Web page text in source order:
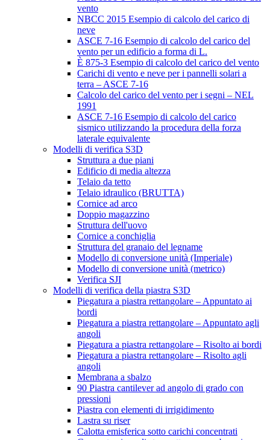
vento
NBCC 2015 Esempio di calcolo del carico di
neve
ASCE 7-16 Esempio di calcolo del carico del
vento per un edificio a forma di L.
È 875-3 Esempio di calcolo del carico del vento
Carichi di vento e neve per i pannelli solari a
terra – ASCE 7-16
Calcolo del carico del vento per i segni – NEL
1991
ASCE 7-16 Esempio di calcolo del carico
sismico utilizzando la procedura della forza
laterale equivalente
Modelli di verifica S3D
Struttura a due piani
Edificio di media altezza
Telaio da tetto
Telaio idraulico (BRUTTA)
Cornice ad arco
Doppio magazzino
Struttura dell'uovo
Cornice a conchiglia
Struttura del granaio del legname
Modello di conversione unità (Imperiale)
Modello di conversione unità (metrico)
Verifica SJI
Modelli di verifica della piastra S3D
Piegatura a piastra rettangolare – Appuntato ai
bordi
Piegatura a piastra rettangolare – Appuntato agli
angoli
Piegatura a piastra rettangolare – Risolto ai bordi
Piegatura a piastra rettangolare – Risolto agli
angoli
Membrana a sbalzo
90 Piastra cantilever ad angolo di grado con
pressioni
Piastra con elementi di irrigidimento
Lastra su riser
Calotta emisferica sotto carichi concentrati